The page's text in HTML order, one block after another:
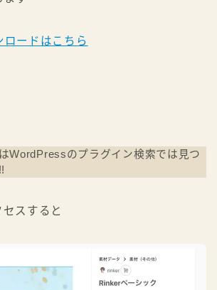
ードはこちら
WordPressのプラグイン検索では見つ
セスすると